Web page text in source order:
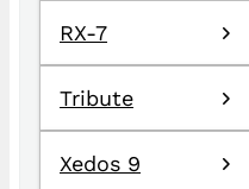
RX-7
Tribute
Xedos 9